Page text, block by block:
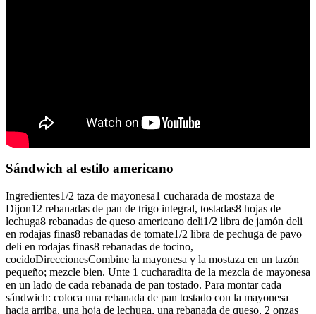
Sándwich al estilo americano
Ingredientes1/2 taza de mayonesa1 cucharada de mostaza de
Dijon12 rebanadas de pan de trigo integral, tostadas8 hojas de
lechuga8 rebanadas de queso americano deli1/2 libra de jamón deli
en rodajas finas8 rebanadas de tomate1/2 libra de pechuga de pavo
deli en rodajas finas8 rebanadas de tocino,
cocidoDireccionesCombine la mayonesa y la mostaza en un tazón
pequeño; mezcle bien. Unte 1 cucharadita de la mezcla de mayonesa
en un lado de cada rebanada de pan tostado. Para montar cada
sándwich: coloca una rebanada de pan tostado con la mayonesa
hacia arriba, una hoja de lechuga, una rebanada de queso, 2 onzas